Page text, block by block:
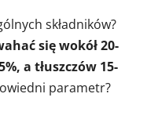
składników?
się wokół 20-
a tłuszczów 15-
parametr?